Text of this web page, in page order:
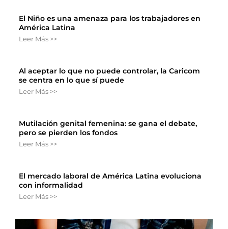
El Niño es una amenaza para los trabajadores en
América Latina
Leer Más >>
Al aceptar lo que no puede controlar, la Caricom
se centra en lo que sí puede
Leer Más >>
Mutilación genital femenina: se gana el debate,
pero se pierden los fondos
Leer Más >>
El mercado laboral de América Latina evoluciona
con informalidad
Leer Más >>